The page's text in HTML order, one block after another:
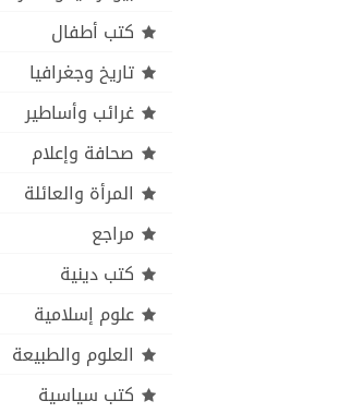
كتب أطفال
تاريخ وجغرافيا
غرائب وأساطير
صحافة وإعلام
المرأة والعائلة
مراجع
كتب دينية
علوم إسلامية
العلوم والطبيعة
كتب سياسية